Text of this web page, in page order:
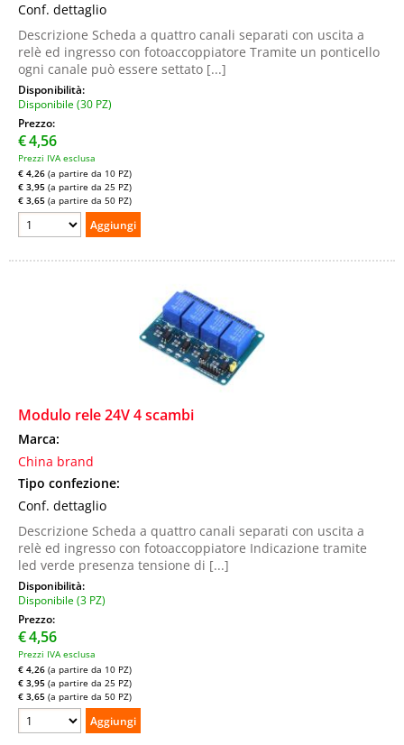
Conf. dettaglio
Descrizione Scheda a quattro canali separati con uscita a
relè ed ingresso con fotoaccoppiatore Tramite un ponticello
ogni canale può essere settato [...]
Disponibilità:
Disponibile (30 PZ)
Prezzo:
€4,56
Prezzi IVA esclusa
€ 4,26 (a partire da 10 PZ)
€ 3,95 (a partire da 25 PZ)
€ 3,65 (a partire da 50 PZ)
Modulo rele 24V 4 scambi
Marca:
China brand
Tipo confezione:
Conf. dettaglio
Descrizione Scheda a quattro canali separati con uscita a
relè ed ingresso con fotoaccoppiatore Indicazione tramite
led verde presenza tensione di [...]
Disponibilità:
Disponibile (3 PZ)
Prezzo:
€4,56
Prezzi IVA esclusa
€ 4,26 (a partire da 10 PZ)
€ 3,95 (a partire da 25 PZ)
€ 3,65 (a partire da 50 PZ)